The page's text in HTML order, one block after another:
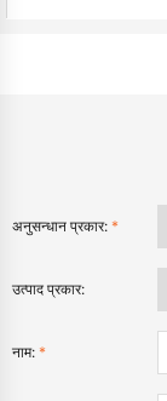
अनुसन्धान प्रकार: *
उत्पाद प्रकार:
नाम: *